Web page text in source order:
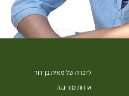
לזכרה של מאיה בן דוד
אודות מורינגה